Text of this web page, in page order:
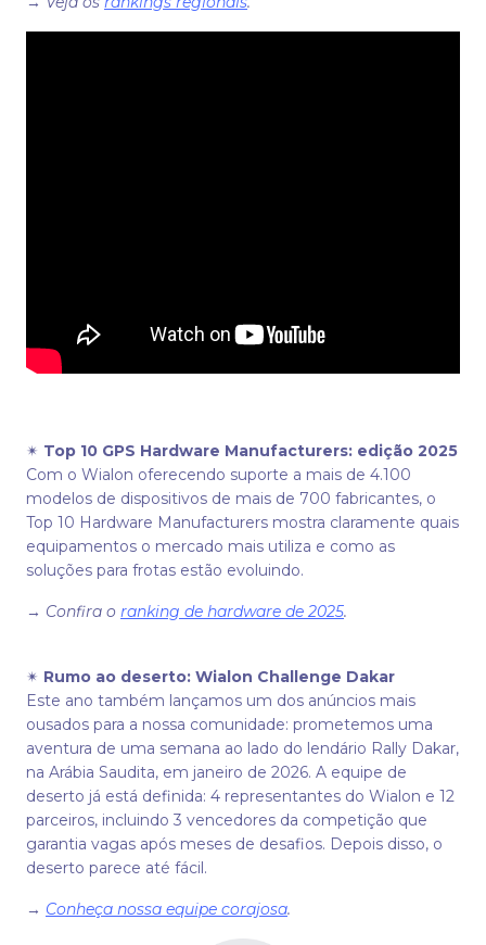
✴ Top 10 GPS Hardware Manufacturers: edição 2025
Com o Wialon oferecendo suporte a mais de 4.100
modelos de dispositivos de mais de 700 fabricantes, o
Top 10 Hardware Manufacturers mostra claramente quais
equipamentos o mercado mais utiliza e como as
soluções para frotas estão evoluindo.
→ Confira o ranking de hardware de 2025.
✴ Rumo ao deserto: Wialon Challenge Dakar
Este ano também lançamos um dos anúncios mais
ousados para a nossa comunidade: prometemos uma
aventura de uma semana ao lado do lendário Rally Dakar,
na Arábia Saudita, em janeiro de 2026. A equipe de
deserto já está definida: 4 representantes do Wialon e 12
parceiros, incluindo 3 vencedores da competição que
garantia vagas após meses de desafios. Depois disso, o
deserto parece até fácil.
→ Conheça nossa equipe corajosa.